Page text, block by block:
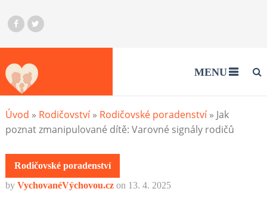
MENU
Úvod » Rodičovství» Rodičovské poradenství» Jak
poznat zmanipulované dítě: Varovné signály rodičů
Rodičovské poradenství
by VychovanéVýchovou.cz on 13. 4. 2025